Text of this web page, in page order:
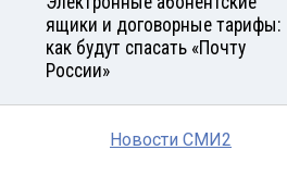
ящики и договорные тарифы:
как будут спасать «Почту
России»
Новости СМИ2